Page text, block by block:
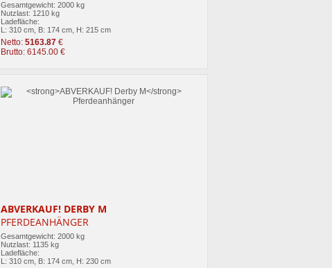
Gesamtgewicht: 2000 kg
Nutzlast: 1210 kg
Ladefläche:
L: 310 cm, B: 174 cm, H: 215 cm
Netto: 5163.87 €
Brutto: 6145.00 €
ABVERKAUF! DERBY M
PFERDEANHÄNGER
Gesamtgewicht: 2000 kg
Nutzlast: 1135 kg
Ladefläche:
L: 310 cm, B: 174 cm, H: 230 cm